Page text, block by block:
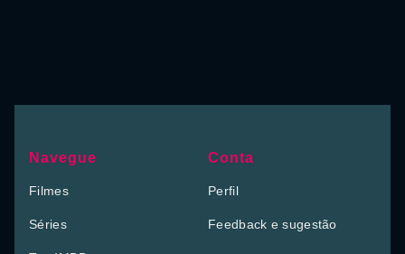
Navegue
Filmes
Séries
Conta
Perfil
Feedback e sugestão